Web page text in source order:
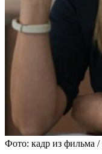
Фото: кадр из фильма /